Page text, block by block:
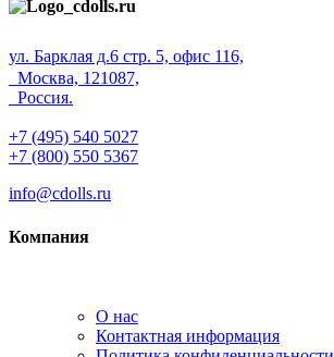
ул. Барклая д.6 стр. 5, офис 116,
Москва, 121087,
Россия.
+7 (495) 540 5027
+7 (800) 550 5367
info@cdolls.ru
Компания
О нас
Контактная информация